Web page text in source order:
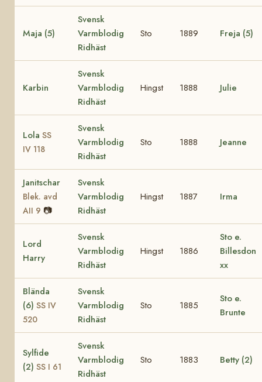
Maja (5)
Svensk
Varmblodig
Ridhäst
Sto 1889 Freja (5)
Karbin
Svensk
Varmblodig
Ridhäst
Hingst 1888 Julie
Lola SS
IV 118
Svensk
Varmblodig
Ridhäst
Sto 1888 Jeanne
Janitschar
Blek. avd
AII 9 📷
Svensk
Varmblodig
Ridhäst
Hingst 1887 Irma
Lord
Harry
Svensk
Varmblodig
Ridhäst
Hingst 1886
Sto e.
Billesdon
xx
Blända
(6) SS IV
520
Svensk
Varmblodig
Ridhäst
Sto 1885
Sto e.
Brunte
Sylfide
(2) SS I 61
Svensk
Varmblodig
Ridhäst
Sto 1883 Betty (2)